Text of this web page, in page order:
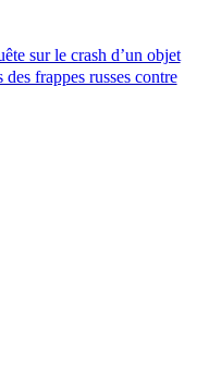
sur le crash d’un objet
frappes russes contre